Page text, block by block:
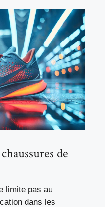
de
limite pas au
dans les